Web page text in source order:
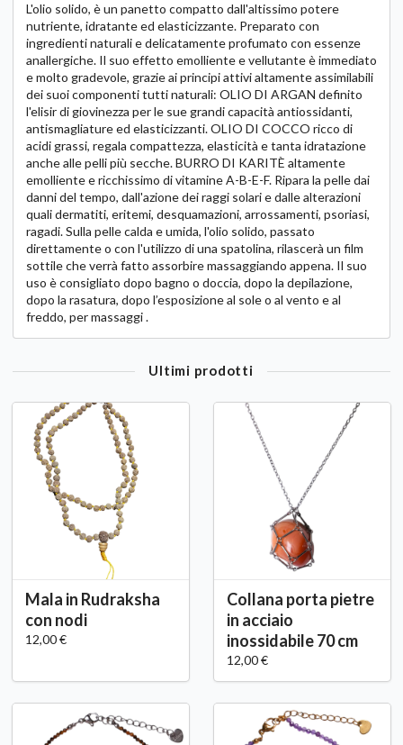
L'olio solido, è un panetto compatto dall'altissimo potere
nutriente, idratante ed elasticizzante. Preparato con
ingredienti naturali e delicatamente profumato con essenze
anallergiche. Il suo effetto emolliente e vellutante è immediato
e molto gradevole, grazie ai principi attivi altamente assimilabili
dei suoi componenti tutti naturali: OLIO DI ARGAN definito
l'elisir di giovinezza per le sue grandi capacità antiossidanti,
antismagliature ed elasticizzanti. OLIO DI COCCO ricco di
acidi grassi, regala compattezza, elasticità e tanta idratazione
anche alle pelli più secche. BURRO DI KARITÈ altamente
emolliente e ricchissimo di vitamine A-B-E-F. Ripara la pelle dai
danni del tempo, dall'azione dei raggi solari e dalle alterazioni
quali dermatiti, eritemi, desquamazioni, arrossamenti, psoriasi,
ragadi. Sulla pelle calda e umida, l'olio solido, passato
direttamente o con l'utilizzo di una spatolina, rilascerà un film
sottile che verrà fatto assorbire massaggiando appena. Il suo
uso è consigliato dopo bagno o doccia, dopo la depilazione,
dopo la rasatura, dopo l’esposizione al sole o al vento e al
freddo, per massaggi .
Ultimi prodotti
Mala in Rudraksha
con nodi
12,00 €
Collana porta pietre
in acciaio
inossidabile 70 cm
12,00 €